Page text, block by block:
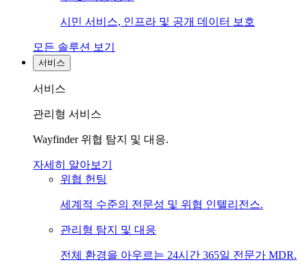
시민 서비스, 인프라 및 공개 데이터 보호
모든 솔루션 보기
서비스
서비스
관리형 서비스
Wayfinder 위협 탐지 및 대응.
자세히 알아보기
위협 헌팅
세계적 수준의 전문성 및 위협 인텔리전스.
관리형 탐지 및 대응
전체 환경을 아우르는 24시간 365일 전문가 MDR.